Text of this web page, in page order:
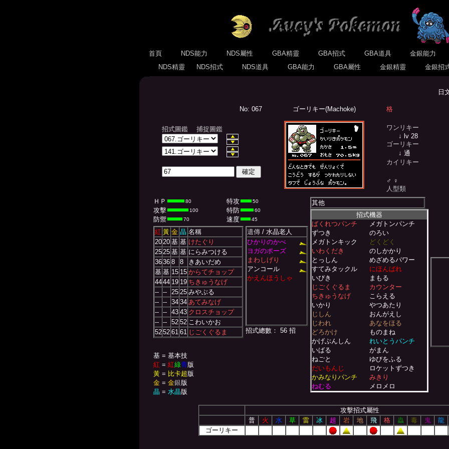
首頁 NDS能力 NDS屬性 GBA精靈 GBA招式 GBA道具
金銀能力
NDS精靈
NDS招式 NDS道具 GBA能力 GBA屬性 金銀精靈 金銀招
日
No: 067 ゴーリキー(Machoke) 格
招式圖鑑 捕捉圖鑑
ワンリキー
↓ lv 28
ゴーリキー
↓ 通
カイリキー
♂ ♀
人型類
ＨＰ
80 特攻 50
攻擊 100 特防 60
防禦 70 速度 45
其他
招式機器
ばくれつパンチ
メガトンパンチ
ずつき
のろい
メガトンキック
どくどく
いわくだき
のしかかり
とっしん
めざめるパワー
すてみタックル
にほんばれ
いびき
まもる
じごくぐるま
カウンター
ちきゅうなげ
こらえる
いかり
やつあたり
じしん
おんがえし
じわれ
あなをほる
どろかけ
ものまね
かげぶんしん
れいとうパンチ
いばる
がまん
ねごと
ゆびをふる
だいもんじ
ロケットずつき
かみなりパンチ
みきり
ねむる
メロメロ
いわなだれ
みがわり
かいりき
紅 黃 金 晶 名稱
2020 基 基 けたぐり
2525 基 基 にらみつける
3636 8 8
きあいだめ
基 基 15 15 からてチョップ
4444 19 19 ちきゅうなげ
-- -- 25 25 みやぶる
-- -- 34 34 あてみなげ
-- -- 43 43 クロスチョップ
-- -- 52 52 こわいかお
5252 61 61 じごくぐるま
基 = 基本技
紅 = 紅綠青版
黃= 比卡超 版
金= 金銀 版
晶 = 水晶 版
遺傳/ 水晶老人
ひかりのかべ
ヨガのポーズ
まわしげり
アンコール
かえんほうしゃ
招式總數： 56 招
攻擊招式屬性
普
火 水 草 雷 冰 超 岩 地 飛 格 蟲 毒 鬼
龍
ゴーリキー